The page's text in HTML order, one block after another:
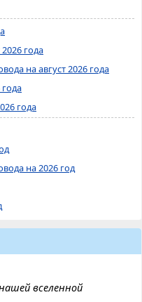
года
на август 2026 года
года
на 2026 год
вселенной